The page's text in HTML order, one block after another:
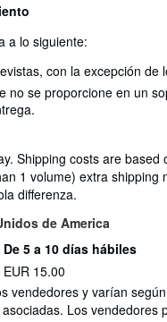
a lo siguiente:
con la excepción de
no se proporcione en un
Shipping costs are
1 volume) extra
differenza.
de America
De 5 a 10 días hábiles
EUR 15.00
vendedores y varían
Los